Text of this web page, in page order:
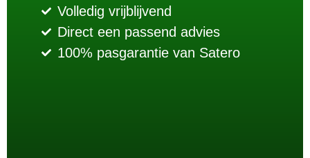
Volledig vrijblijvend
Direct een passend advies
100% pasgarantie van Satero